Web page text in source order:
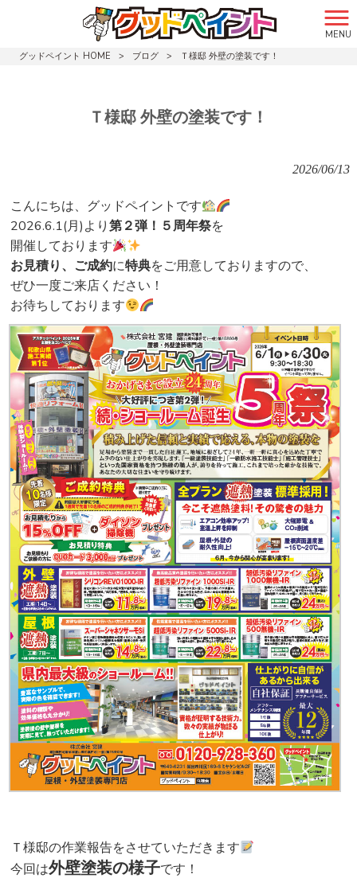
MENU
グッドペイント HOME
> ブログ > Ｔ様邸 外壁の塗装です！
Ｔ様邸 外壁の塗装です！
2026/06/13
こんにちは、グッドペイントです
2026.6.1(月)より第２弾！５周年祭を
開催しております
お見積り、ご成約に特典をご用意しておりますので、
ぜひ一度ご来店ください！
お待ちしております
Ｔ様邸の作業報告をさせていただきます
今回は外壁塗装の様子です！